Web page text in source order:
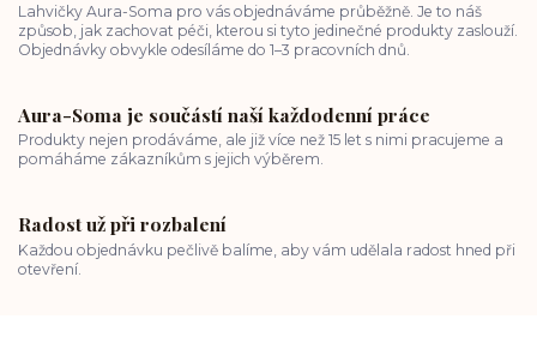
Lahvičky Aura-Soma pro vás objednáváme průběžně. Je to náš
způsob, jak zachovat péči, kterou si tyto jedinečné produkty zaslouží.
Objednávky obvykle odesíláme do 1–3 pracovních dnů.
Aura-Soma je součástí naší každodenní práce
Produkty nejen prodáváme, ale již více než 15 let s nimi pracujeme a
pomáháme zákazníkům s jejich výběrem.
Radost už při rozbalení
Každou objednávku pečlivě balíme, aby vám udělala radost hned při
otevření.